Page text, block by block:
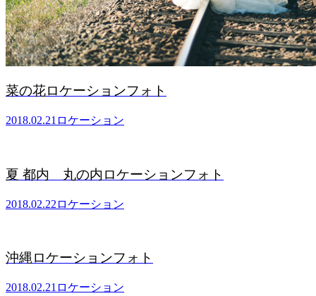
菜の花ロケーションフォト
2018.02.21 ロケーション
夏 都内 丸の内ロケーションフォト
2018.02.22 ロケーション
沖縄ロケーションフォト
2018.02.21 ロケーション